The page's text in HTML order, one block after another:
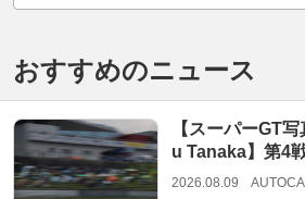
おすすめのニュース
【スーパーGT
u Tanaka】第4
2026.08.09